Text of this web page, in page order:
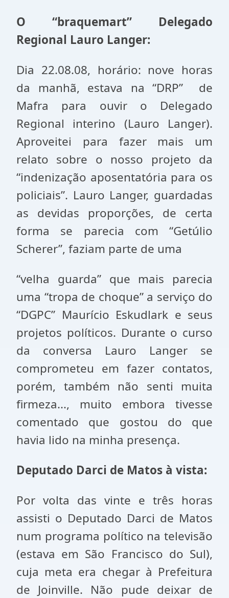
O “braquemart” Delegado
Regional Lauro Langer:
Dia 22.08.08, horário: nove horas
da manhã, estava na “DRP” de
Mafra para ouvir o Delegado
Regional interino (Lauro Langer).
Aproveitei para fazer mais um
relato sobre o nosso projeto da
“indenização aposentatória para os
policiais”. Lauro Langer, guardadas
as devidas proporções, de certa
forma se parecia com “Getúlio
Scherer”, faziam parte de uma
“velha guarda” que mais parecia
uma “tropa de choque” a serviço do
“DGPC” Maurício Eskudlark e seus
projetos políticos. Durante o curso
da conversa Lauro Langer se
comprometeu em fazer contatos,
porém, também não senti muita
firmeza..., muito embora tivesse
comentado que gostou do que
havia lido na minha presença.
Deputado Darci de Matos à vista:
Por volta das vinte e três horas
assisti o Deputado Darci de Matos
num programa político na televisão
(estava em São Francisco do Sul),
cuja meta era chegar à Prefeitura
de Joinville. Não pude deixar de